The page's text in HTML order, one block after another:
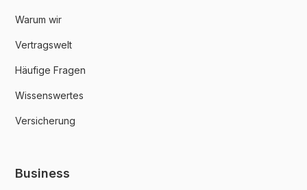
Warum wir
Vertragswelt
Häufige Fragen
Wissenswertes
Versicherung
Business